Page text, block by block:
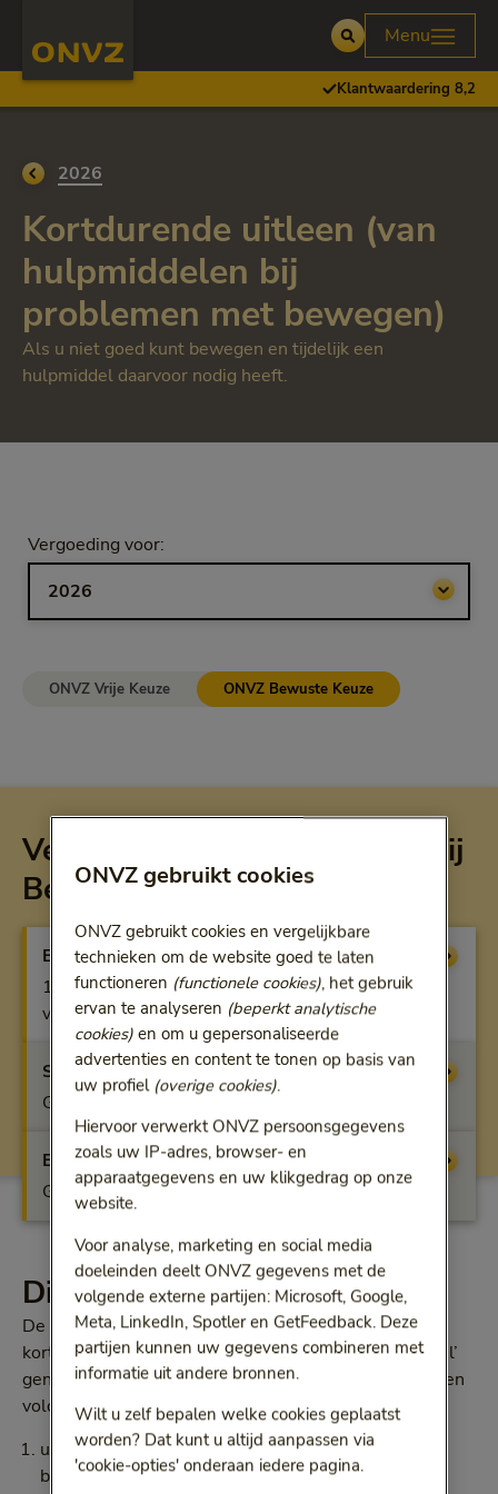
Open
Menu
Klantwaardering 8,2
Ga terug naar
2026
Kortdurende uitleen (van
hulpmiddelen bij
problemen met bewegen)
Als u niet goed kunt bewegen en tijdelijk een
hulpmiddel daarvoor nodig heeft.
Selecteer jaar
Vergoeding voor:
Bij het kiezen van een optie volgt een doorgestuurde link.
ONVZ Vrije Keuze ONVZ Bewuste Keuze
Vergoeding per verzekering bij
Bewuste Keuze
Basisverzekering Vergoeding
100% bij gecontracteerde zorg, anders beperkte
vergoeding
Start Vergoeding
Geen vergoeding
Extra
Geen vergoeding
Dit krijgt u vergoed
De Bewuste Keuze Basisverzekering vergoedt
kortdurende uitleen van de bij ‘Details per hulpmiddel’
genoemde hulpmiddelen als u aan deze 3 voorwaarden
voldoet:
u heeft een ernstige aandoening waardoor u
beperkingen heeft met houding en beweging
ONVZ gebruikt cookies
ONVZ gebruikt cookies en vergelijkbare
technieken om de website goed te laten
functioneren (functionele cookies), het gebruik
ervan te analyseren (beperkt analytische
cookies)en om u gepersonaliseerde
advertenties en content te tonen op basis van
uw profiel (overige cookies).
Hiervoor verwerkt ONVZ persoonsgegevens
zoals uw IP-adres, browser- en
apparaatgegevens en uw klikgedrag op onze
website.
Voor analyse, marketing en social media
doeleinden deelt ONVZ gegevens met de
volgende externe partijen: Microsoft, Google,
Meta, LinkedIn, Spotler en GetFeedback. Deze
partijen kunnen uw gegevens combineren met
informatie uit andere bronnen.
Wilt u zelf bepalen welke cookies geplaatst
worden? Dat kunt u altijd aanpassen via
'cookie-opties' onderaan iedere pagina.